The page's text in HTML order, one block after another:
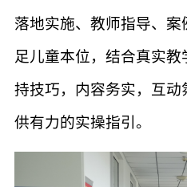
落地实施、教师指导、
足儿童本位，结合真实
持技巧，内容务实，互
供有力的实操指引。